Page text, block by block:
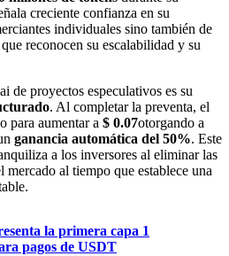
creciente confianza en su
individuales sino también de
reconocen su escalabilidad y su
de proyectos especulativos es su
. Al completar la preventa, el
para aumentar a $ 0.07otorgando a
ganancia automática del 50%. Este
a los inversores al eliminar las
mercado al tiempo que establece una
la primera capa 1
pagos de USDT